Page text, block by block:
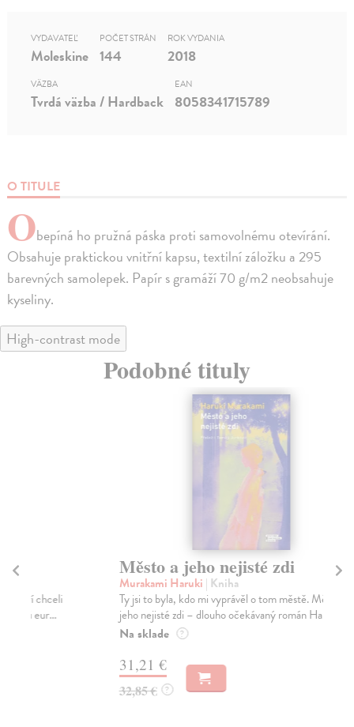
O TITULE
Obepíná ho pružná páska proti samovolnému otevírání.
Obsahuje praktickou vnitřní kapsu, textilní záložku a 295
barevných samolepek. Papír s gramáží 70 g/m2 neobsahuje
kyseliny.
VYDAVATEĽ
Moleskine
POČET STRÁN
144
ROK VYDANIA
2018
VÄZBA
Tvrdá väzba / Hardback
EAN
8058341715789
High-contrast mode
Podobné tituly
Město a jeho nejisté zdi
Murakami Haruki| Kniha
Ty jsi to byla, kdo mi vyprávěl o tom městě. Město a
jeho nejisté zdi – dlouho očekávaný román Haru...